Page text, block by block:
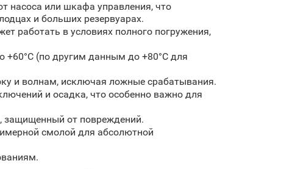
насоса или шкафа управления, что
и больших резервуарах.
работать в условиях полного погружения,
+60°C (по другим данным до +80°C для
и волнам, исключая ложные срабатывания.
и осадка, что особенно важно для
защищенный от повреждений.
смолой для абсолютной